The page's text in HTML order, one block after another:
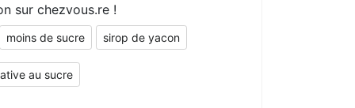
sur chezvous.re !
moins de sucre sirop de yacon
au sucre